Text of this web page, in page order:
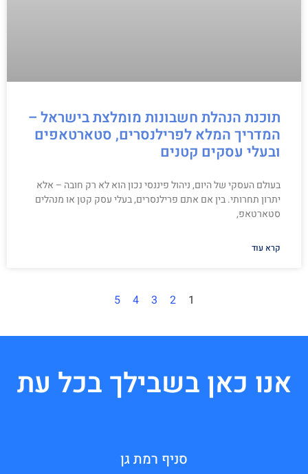
תוכנת הנהלת חשבונות מומלצת בישראל –
המדריך המלא לפרילנסרים, סטארטאפים
ובעלי עסקים קטנים
בעולם העסקי של היום, ניהול פיננסי נכון הוא לא רק חובה – אלא
יתרון תחרותי. בין אם אתם פרילנסרים, בעלי עסק קטן או מנהלים
סטארטאפ,
קרא עוד
1
2
3
4
5
אנו כאן בשבילך בכל עת
סניף רמת גן